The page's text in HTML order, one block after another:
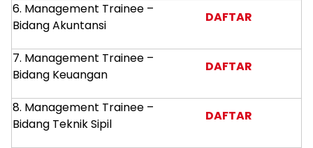
6. Management Trainee –
Bidang Akuntansi
DAFTAR
7. Management Trainee –
Bidang Keuangan
DAFTAR
8. Management Trainee –
Bidang Teknik Sipil
DAFTAR